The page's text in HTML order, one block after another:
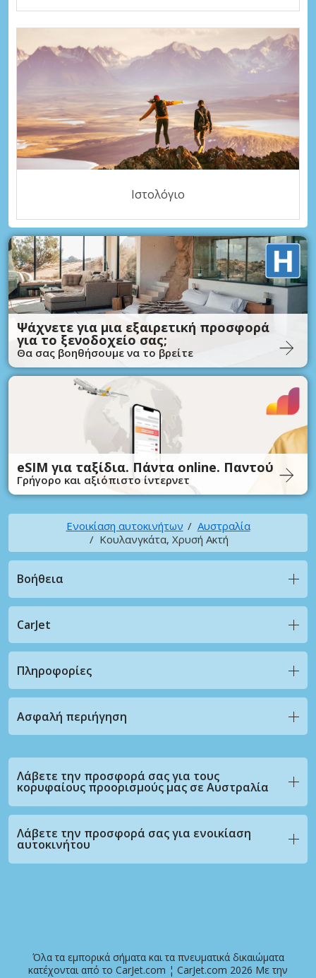
Ιστολόγιο
Ψάχνετε για μια εξαιρετική προσφορά
για το ξενοδοχείο σας;
Θα σας βοηθήσουμε να το βρείτε
eSIM για ταξίδια. Πάντα online. Παντού
Γρήγορο και αξιόπιστο ίντερνετ
Ενοικίαση αυτοκινήτων
Αυστραλία
Κουλανγκάτα, Χρυσή Ακτή
Βοήθεια
CarJet
Πληροφορίες
Ασφαλή περιήγηση
Λάβετε την προσφορά σας για τους
κορυφαίους προορισμούς μας σε Αυστραλία
Λάβετε την προσφορά σας για ενοικίαση
αυτοκινήτου
Όλα τα εμπορικά σήματα και τα πνευματικά δικαιώματα
κατέχονται από το CarJet.com ¦ CarJet.com 2026 Με την